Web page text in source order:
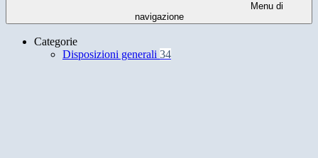
Menu di
navigazione
Categorie
Disposizioni generali 34